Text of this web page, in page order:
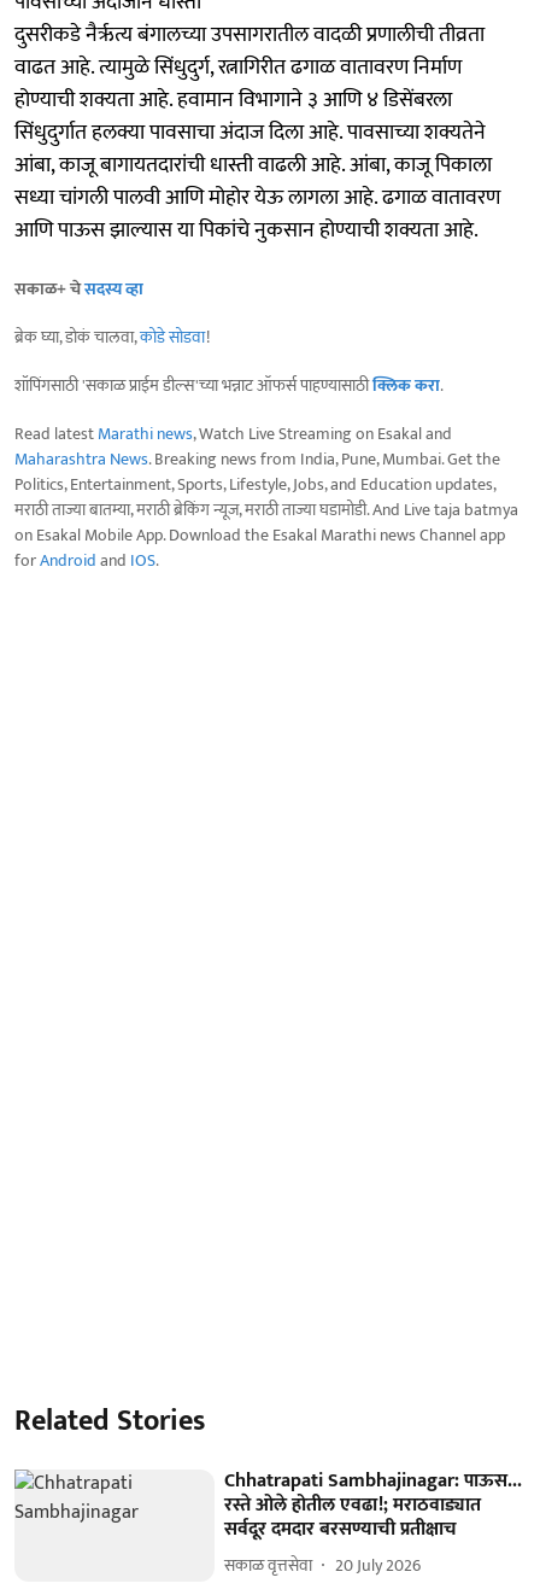
दुसरीकडे नैर्ऋत्य बंगालच्या उपसागरातील वादळी प्रणालीची तीव्रता
वाढत आहे. त्यामुळे सिंधुदुर्ग, रत्नागिरीत ढगाळ वातावरण निर्माण
होण्याची शक्यता आहे. हवामान विभागाने ३ आणि ४ डिसेंबरला
सिंधुदुर्गात हलक्या पावसाचा अंदाज दिला आहे. पावसाच्या शक्यतेने
आंबा, काजू बागायतदारांची धास्ती वाढली आहे. आंबा, काजू पिकाला
सध्या चांगली पालवी आणि मोहोर येऊ लागला आहे. ढगाळ वातावरण
आणि पाऊस झाल्यास या पिकांचे नुकसान होण्याची शक्यता आहे.
सकाळ+ चेसदस्य व्हा
ब्रेक घ्या, डोकं चालवा,कोडे सोडवा!
शॉपिंगसाठी 'सकाळ प्राईम डील्स'च्या भन्नाट ऑफर्स पाहण्यासाठीक्लिक करा.
Read latestMarathi news, Watch Live Streaming on Esakal and
Maharashtra News. Breaking news from India, Pune, Mumbai. Get the
Politics, Entertainment, Sports, Lifestyle, Jobs, and Education updates,
मराठी ताज्या बातम्या, मराठी ब्रेकिंग न्यूज, मराठी ताज्या घडामोडी. And Live taja batmya
on Esakal Mobile App. Download the Esakal Marathi news Channel app
forAndroidand IOS.
Related Stories
Chhatrapati Sambhajinagar: पाऊस...
रस्ते ओले होतील एवढा!; मराठवाड्यात
सर्वदूर दमदार बरसण्याची प्रतीक्षाच
सकाळ वृत्तसेवा 20 July 2026